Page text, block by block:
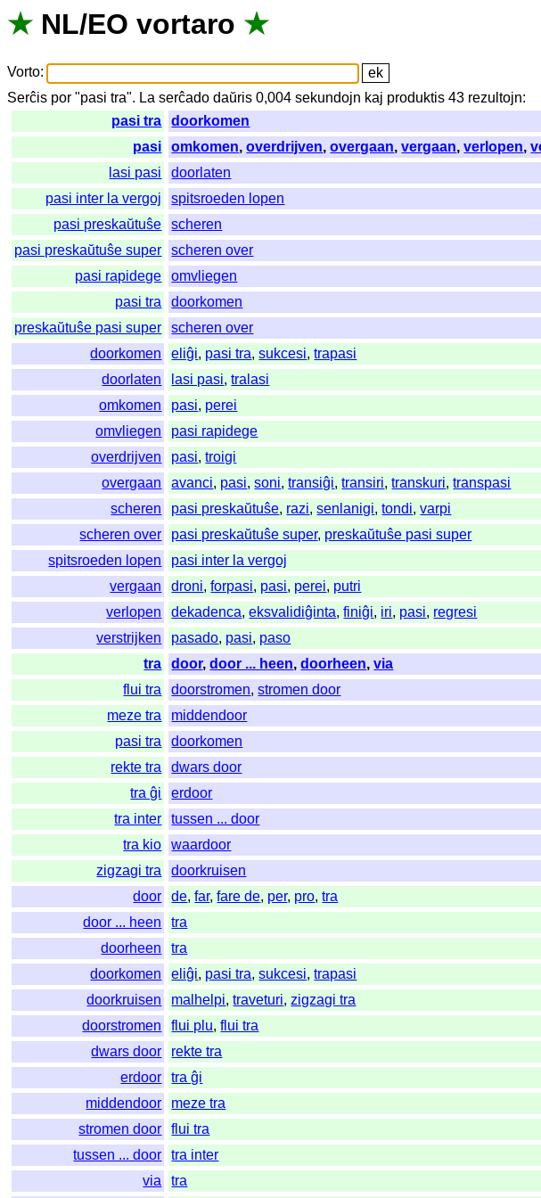
★ NL/EO vortaro ★
Vorto:
Serĉis por "pasi tra". La serĉado daŭris 0,004sekundojn kaj produktis 43 rezultojn:
pasi tra
doorkomen
pasi
omkomen,overdrijven,overgaan,vergaan,verlopen,
lasi pasi
doorlaten
pasi inter la vergoj
spitsroeden lopen
pasi preskaŭtuŝe
scheren
pasi preskaŭtuŝe super
scheren over
pasi rapidege
omvliegen
pasi tra
doorkomen
preskaŭtuŝe pasi super
scheren over
doorkomen
eliĝi, pasi tra,sukcesi,trapasi
doorlaten
lasi pasi,tralasi
omkomen
pasi, perei
omvliegen
pasi rapidege
overdrijven
pasi,troigi
overgaan
avanci, pasi,soni,transiĝi,transiri,transkuri,transpasi
scheren
pasi preskaŭtuŝe, razi,senlanigi,tondi,varpi
scheren over
pasi preskaŭtuŝe super, preskaŭtuŝe pasi super
spitsroeden lopen
pasi inter la vergoj
vergaan
droni,forpasi, pasi, perei, putri
verlopen
dekadenca,eksvalidiĝinta,finiĝi, iri, pasi, regresi
verstrijken
pasado, pasi, paso
tra
door,door ... heen,doorheen,via
flui tra
doorstromen,stromen door
meze tra
middendoor
pasi tra
doorkomen
rekte tra
dwars door
tra ĝi
erdoor
tra inter
tussen ... door
tra kio
waardoor
zigzagi tra
doorkruisen
door
de,far,fare de, per, pro,tra
door ... heen
tra
doorheen
tra
doorkomen
eliĝi, pasi tra,sukcesi,trapasi
doorkruisen
malhelpi,traveturi,zigzagi tra
doorstromen
flui plu,flui tra
dwars door
rekte tra
erdoor
tra ĝi
middendoor
meze tra
stromen door
flui tra
tussen ... door
tra inter
via
tra